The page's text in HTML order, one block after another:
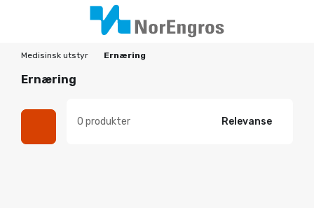
Medisinsk utstyr Ernæring
Ernæring
0 produkter Relevanse